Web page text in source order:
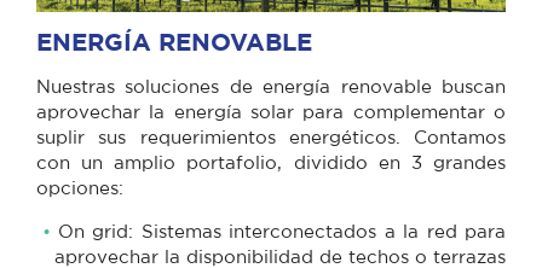
ENERGÍA RENOVABLE
Nuestras soluciones de energía renovable buscan
aprovechar la energía solar para complementar o
suplir sus requerimientos energéticos. Contamos
con un amplio portafolio, dividido en 3 grandes
opciones:
On grid: Sistemas interconectados a la red para
aprovechar la disponibilidad de techos o terrazas